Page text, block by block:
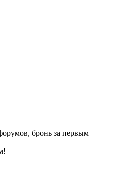
бронь за первым